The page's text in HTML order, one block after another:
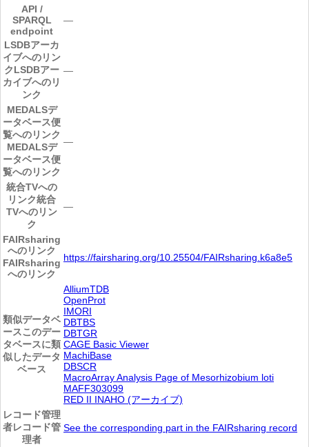
API /
SPARQL
endpoint
―
LSDBアーカ
イブへのリン
クLSDBアー
カイブへのリ
ンク
―
MEDALSデ
ータベース便
覧へのリンク
MEDALSデ
ータベース便
覧へのリンク
―
統合TVへの
リンク統合
TVへのリン
ク
―
FAIRsharing
へのリンク
FAIRsharing
へのリンク
https://fairsharing.org/10.25504/FAIRsharing.k6a8e5
類似データベ
ースこのデー
タベースに類
似したデータ
ベース
AlliumTDB
OpenProt
IMORI
DBTBS
DBTGR
CAGE Basic Viewer
MachiBase
DBSCR
MacroArray Analysis Page of Mesorhizobium loti
MAFF303099
RED II INAHO (アーカイブ)
レコード管理
者レコード管
理者
See the corresponding part in the FAIRsharing record